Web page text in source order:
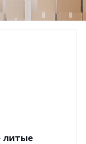
литые